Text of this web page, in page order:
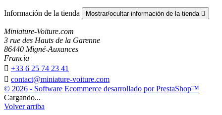
Información de la tienda Mostrar/ocultar información de la tienda 
Miniature-Voiture.com
3 rue des Hauts de la Garenne
86440 Migné-Auxances
Francia
 +33 6 25 74 23 41
 contact@miniature-voiture.com
© 2026 - Software Ecommerce desarrollado por PrestaShop™
Cargando...
Volver arriba